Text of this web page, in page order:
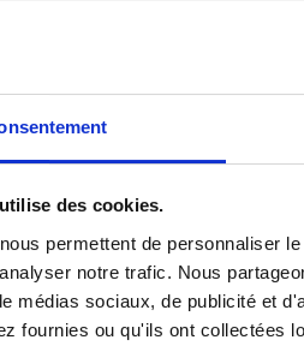
des cookies.
permettent de personnaliser
notre trafic. Nous
médias sociaux, de publicité et
fournies ou qu'ils ont collectées
ANGLE SHARP
Référence : 9975884-C